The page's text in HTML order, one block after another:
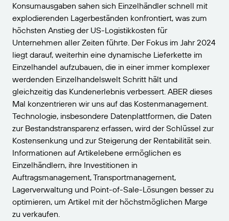
Konsumausgaben sahen sich Einzelhändler schnell mit
explodierenden Lagerbeständen konfrontiert, was zum
höchsten Anstieg der US-Logistikkosten für
Unternehmen aller Zeiten führte. Der Fokus im Jahr 2024
liegt darauf, weiterhin eine dynamische Lieferkette im
Einzelhandel aufzubauen, die in einer immer komplexer
werdenden Einzelhandelswelt Schritt hält und
gleichzeitig das Kundenerlebnis verbessert. ABER dieses
Mal konzentrieren wir uns auf das Kostenmanagement.
Technologie, insbesondere Datenplattformen, die Daten
zur Bestandstransparenz erfassen, wird der Schlüssel zur
Kostensenkung und zur Steigerung der Rentabilität sein.
Informationen auf Artikelebene ermöglichen es
Einzelhändlern, ihre Investitionen in
Auftragsmanagement, Transportmanagement,
Lagerverwaltung und Point-of-Sale-Lösungen besser zu
optimieren, um Artikel mit der höchstmöglichen Marge
zu verkaufen.